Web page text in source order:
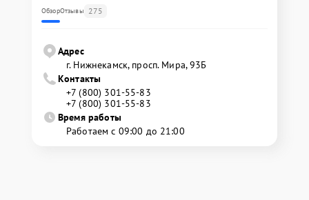
ОбзорОтзывы 275
Адрес
г. Нижнекамск, просп. Мира, 93Б
Контакты
+7 (800) 301-55-83
+7 (800) 301-55-83
Время работы
Работаем с 09:00 до 21:00